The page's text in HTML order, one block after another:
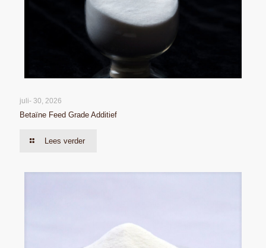
juli- 30, 2026
Betaïne Feed Grade Additief
Lees verder